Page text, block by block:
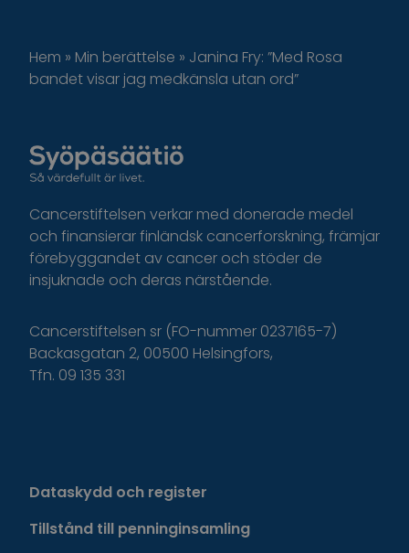
Hem » Min berättelse » Janina Fry: ”Med Rosa
bandet visar jag medkänsla utan ord”
Cancerstiftelsen verkar med donerade medel
och finansierar finländsk cancerforskning, främjar
förebyggandet av cancer och stöder de
insjuknade och deras närstående.
Cancerstiftelsen sr (FO-nummer 0237165-7)
Backasgatan 2, 00500 Helsingfors,
Tfn. 09 135 331
Dataskydd och register
Tillstånd till penninginsamling